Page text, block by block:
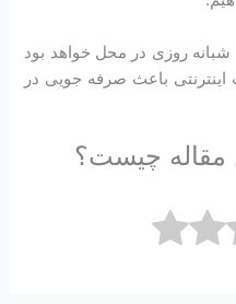
روزی در محل خواهد بود
اینترنتی باعث صرفه جویی در
مقاله چیست؟